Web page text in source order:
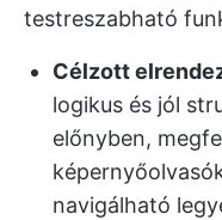
testreszabható
Célzott
logikus és jól
előnyben,
navigálható